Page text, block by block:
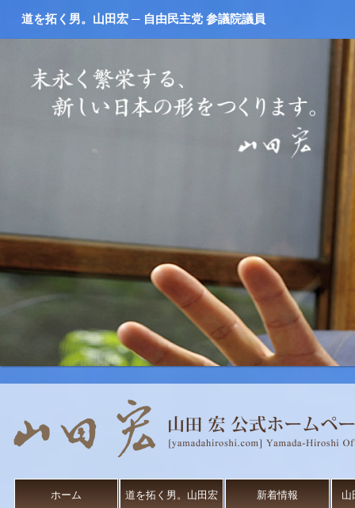
道を拓く男。山田宏 ─ 自由民主党 参議院議員
ホーム 道を拓く男。山田宏 新着情報 山